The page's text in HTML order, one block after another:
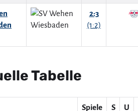
2:3
(1:2)
Tabelle
Spiele S U